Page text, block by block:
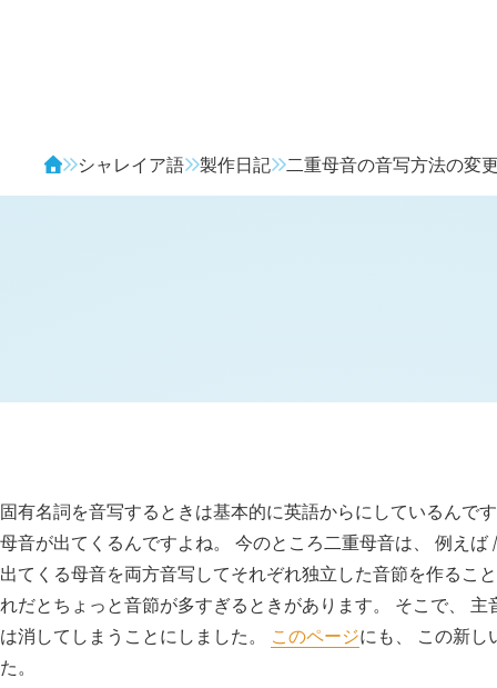
シャレイア語 製作日記 二重母音の音写方法の変
固有名詞を音写するときは基本的に英語からにしているんで
母音が出てくるんですよね。 今のところ二重母音は、 例えば
出てくる母音を両方音写してそれぞれ独立した音節を作るこ
れだとちょっと音節が多すぎるときがあります。 そこで、
は消してしまうことにしました。 このページにも、 この新し
た。